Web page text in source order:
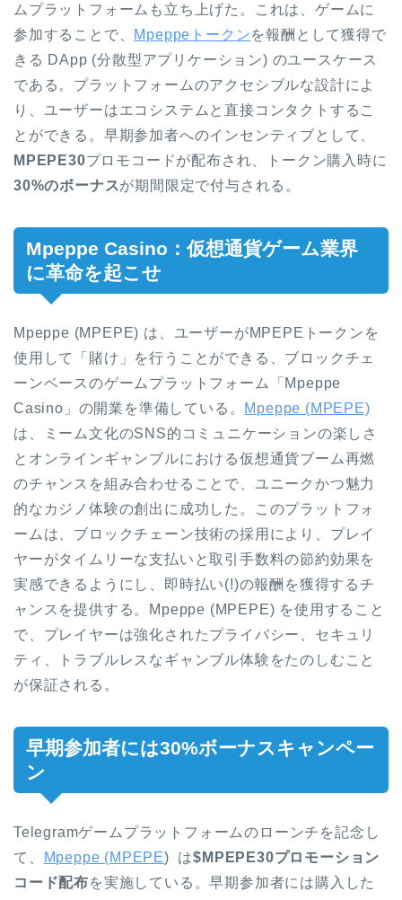
ムプラットフォームも立ち上げた。これは、ゲームに
参加することで、 Mpeppeトークンを報酬として獲得で
きる DApp (分散型アプリケーション) のユースケース
である。プラットフォームのアクセシブルな設計によ
り、ユーザーはエコシステムと直接コンタクトするこ
とができる。早期参加者へのインセンティブとして、
MPEPE30プロモコードが配布され、トークン購入時に
30%のボーナスが期間限定で付与される。
Mpeppe Casino：仮想通貨ゲーム業界
に革命を起こせ
Mpeppe (MPEPE) は、ユーザーがMPEPEトークンを
使用して「賭け」を行うことができる、ブロックチェ
ーンベースのゲームプラットフォーム「Mpeppe
Casino」の開業を準備している。 Mpeppe (MPEPE)
は、ミーム文化のSNS的コミュニケーションの楽しさ
とオンラインギャンブルにおける仮想通貨ブーム再燃
のチャンスを組み合わせることで、ユニークかつ魅力
的なカジノ体験の創出に成功した。このプラットフォ
ームは、ブロックチェーン技術の採用により、プレイ
ヤーがタイムリーな支払いと取引手数料の節約効果を
実感できるようにし、即時払い(!)の報酬を獲得するチ
ャンスを提供する。Mpeppe (MPEPE) を使用すること
で、プレイヤーは強化されたプライバシー、セキュリ
ティ、トラブルレスなギャンブル体験をたのしむこと
が保証される。
早期参加者には30%ボーナスキャンペー
ン
Telegramゲームプラットフォームのローンチを記念し
て、
Mpeppe (MPEPE) は$MPEPE30プロモーション
コード配布を実施している。早期参加者には購入した